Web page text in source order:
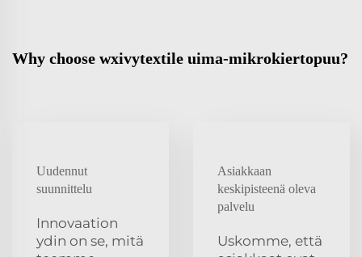
Why choose wxivytextile uima-mikrokiertopuu?
Uudennut
suunnittelu
Innovaation
ydin on se, mitä
Asiakkaan
keskipisteenä oleva
palvelu
Uskomme, että